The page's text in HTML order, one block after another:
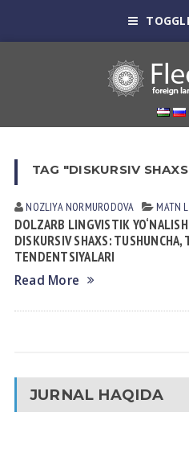
TAG "DISKURSIV
NOZLIYA NORMURODOVА MATN
DOLZARB LINGVISTIK
DISKURSIV SHAXS:
TENDENTSIYALARI
Read More
JURNAL HAQIDA